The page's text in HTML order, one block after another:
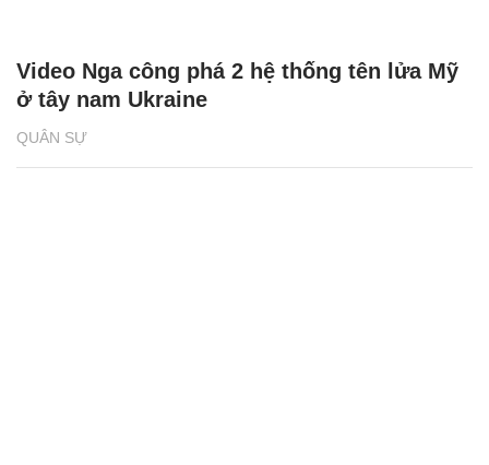
QUÂN SỰ
Video Nga công phá 2 hệ thống tên lửa Mỹ
ở tây nam Ukraine